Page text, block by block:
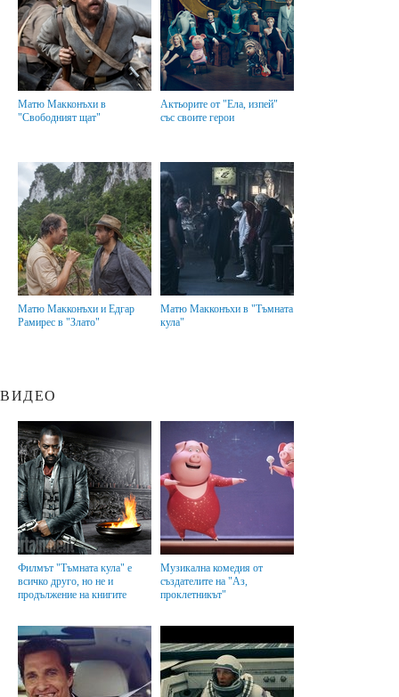
Матю Макконъхи в
"Свободният щат"
Актьорите от "Ела, изпей"
със своите герои
Матю Макконъхи и Едгар
Рамирес в "Злато"
Матю Макконъхи в "Тъмната
кула"
ВИДЕО
Филмът "Тъмната кула" е
всичко друго, но не и
продължение на книгите
Музикална комедия от
създателите на "Аз,
проклетникът"